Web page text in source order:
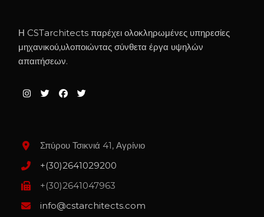
Η CSTarchitects παρέχει ολοκληρωμένες υπηρεσίες
μηχανικού,υλοποιώντας σύνθετα έργα υψηλών
απαιτήσεων.
Σπύρου Τσικνιά 41, Αγρίνιο
+(30)2641029200
+(30)2641047963
info@cstarchitects.com